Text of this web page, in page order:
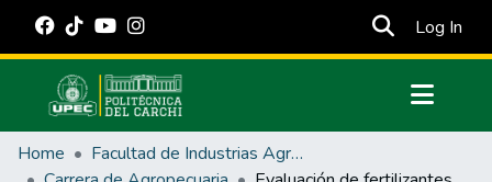
Log In
Communities & Collections
Home
Facultad de Industrias Agropecuarias y Ciencias Ambientales